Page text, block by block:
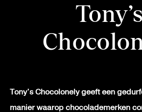
Tony’s
Tony’s Chocolonely geeft een
manier waarop chocolademerken